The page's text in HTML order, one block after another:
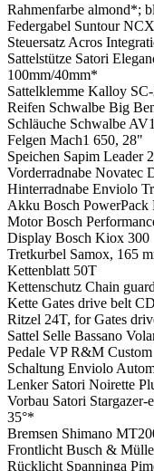
Rahmenfarbe almond*;
Federgabel Suntour
Steuersatz Acros
Sattelstütze Satori
100mm/40mm*
Sattelklemme Kalloy
Reifen Schwalbe Big
Schläuche Schwalbe
Felgen Mach1 650, 28"
Speichen Sapim Leader
Vorderradnabe Novatec
Hinterradnabe Enviolo
Akku Bosch PowerPack
MotorBosch
Display Bosch Kiox 300
Tretkurbel Samox, 165
Kettenblatt 50T
Kettenschutz Chain
Kette Gates drive belt
Ritzel 24T, for Gates
Sattel Selle Bassano
Pedale VP R&M Custom
Schaltung Enviolo
Lenker Satori Noirette
Vorbau Satori Stargazer-
35°*
Bremsen Shimano
Frontlicht Busch &
Rücklicht Spanninga